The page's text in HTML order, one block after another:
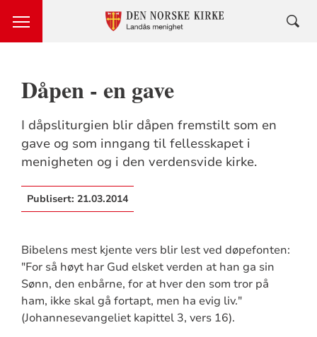
Dåpen - en gave
I dåpsliturgien blir dåpen fremstilt som en
gave og som inngang til fellesskapet i
menigheten og i den verdensvide kirke.
Publisert: 21.03.2014
Bibelens mest kjente vers blir lest ved døpefonten:
"For så høyt har Gud elsket verden at han ga sin
Sønn, den enbårne, for at hver den som tror på
ham, ikke skal gå fortapt, men ha evig liv."
(Johannesevangeliet kapittel 3, vers 16).